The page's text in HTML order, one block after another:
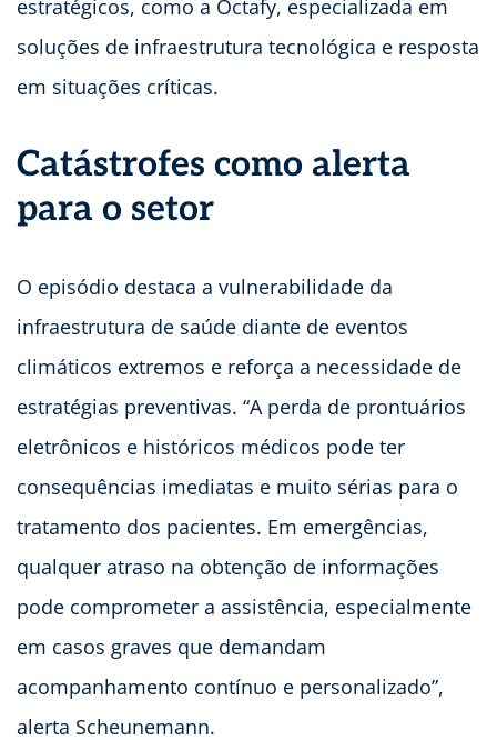
estratégicos, como a Octafy, especializada em
soluções de infraestrutura tecnológica e resposta
em situações críticas.
Catástrofes como alerta
para o setor
O episódio destaca a vulnerabilidade da
infraestrutura de saúde diante de eventos
climáticos extremos e reforça a necessidade de
estratégias preventivas. “A perda de prontuários
eletrônicos e históricos médicos pode ter
consequências imediatas e muito sérias para o
tratamento dos pacientes. Em emergências,
qualquer atraso na obtenção de informações
pode comprometer a assistência, especialmente
em casos graves que demandam
acompanhamento contínuo e personalizado”,
alerta Scheunemann.